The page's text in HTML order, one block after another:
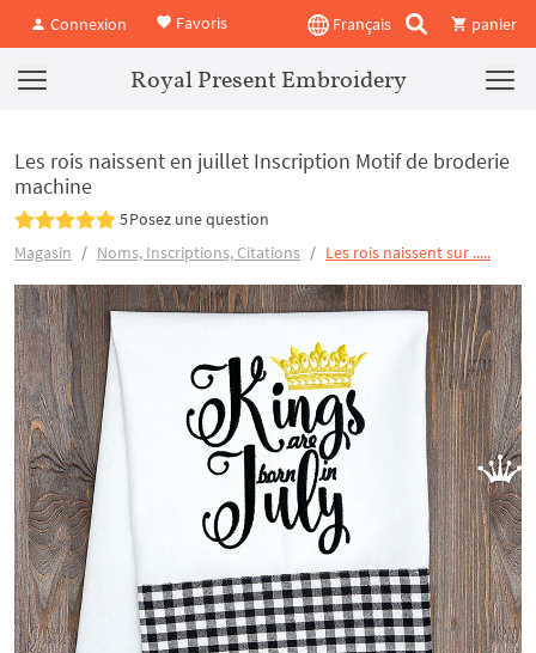
Connexion Favoris Français panier
Royal Present Embroidery
Les rois naissent en juillet Inscription Motif de broderie
machine
5Posez une question
Magasin
Noms, Inscriptions, Citations Les rois naissent sur .....